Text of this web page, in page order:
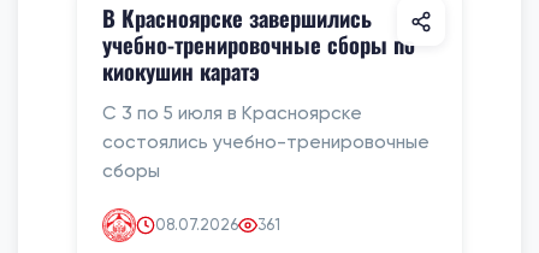
В Красноярске завершились
учебно-тренировочные сборы по
киокушин каратэ
С 3 по 5 июля в Красноярске
состоялись учебно-тренировочные
сборы
08.07.2026 361